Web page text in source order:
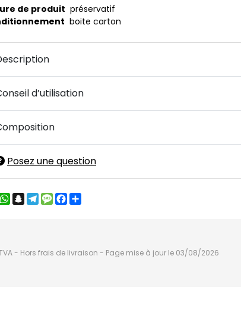
de produit préservatif
boite carton
d’utilisation
Posez une question
WhatsApp
Snapchat
Telegram
MessageFacebook
- Hors frais de livraison - Page mise à jour le 03/08/2026